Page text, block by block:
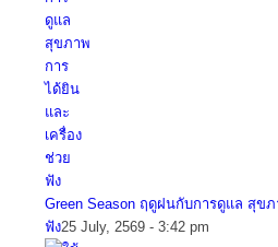
Green Season ฤดูฝนกับการดูแล สุข
ฟัง25 July, 2569 - 3:42 pm